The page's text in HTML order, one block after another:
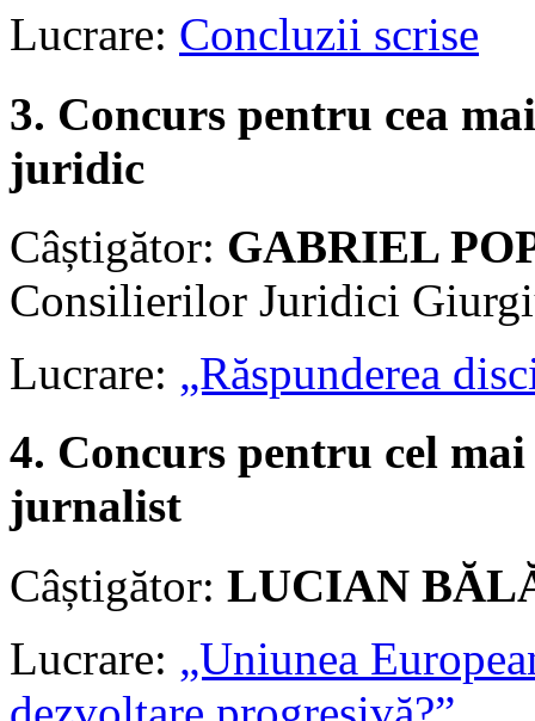
Lucrare: Concluzii scrise
3. Concurs pentru cea
juridic
Câștigător: GABRIEL
Consilierilor Juridici
Lucrare: „Răspunderea
4. Concurs pentru cel
jurnalist
Câștigător: LUCIAN
Lucrare: „Uniunea